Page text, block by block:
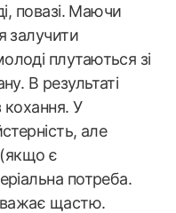
повазі. Маючи
залучити
плутаються зі
В результаті
У
але
(якщо є
потреба.
щастю.